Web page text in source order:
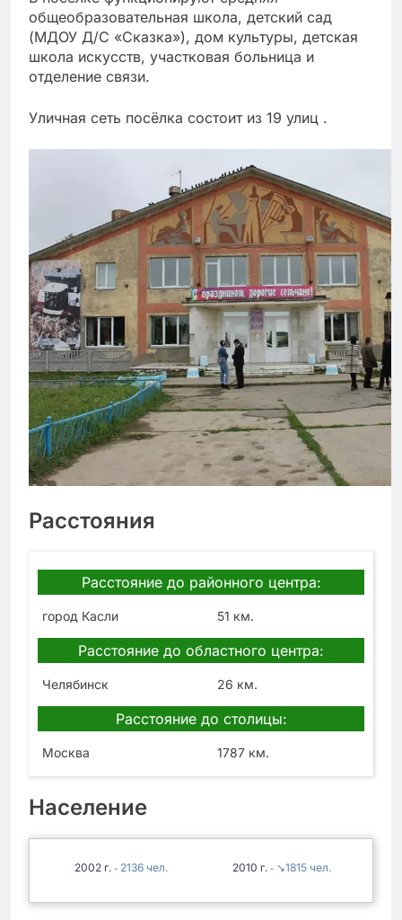
общеобразовательная школа, детский сад
(МДОУ Д/С «Сказка»), дом культуры, детская
школа искусств, участковая больница и
отделение связи.
Уличная сеть посёлка состоит из 19 улиц .
Расстояния
Расстояние до районного центра:
город Касли 51 км.
Расстояние до областного центра:
Челябинск 26 км.
Расстояние до столицы:
Москва 1787 км.
Население
2002 - 2136 2010 - ↘1815